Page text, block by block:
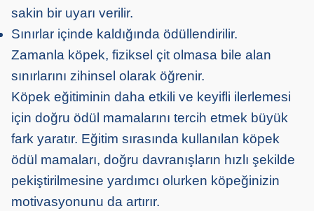
sakin bir uyarı verilir.
Sınırlar içinde kaldığında ödüllendirilir.
Zamanla köpek, fiziksel çit olmasa bile alan
sınırlarını zihinsel olarak öğrenir.
Köpek eğitiminin daha etkili ve keyifli ilerlemesi
için doğru ödül mamalarını tercih etmek büyük
fark yaratır. Eğitim sırasında kullanılan köpek
ödül mamaları, doğru davranışların hızlı şekilde
pekiştirilmesine yardımcı olurken köpeğinizin
motivasyonunu da artırır.